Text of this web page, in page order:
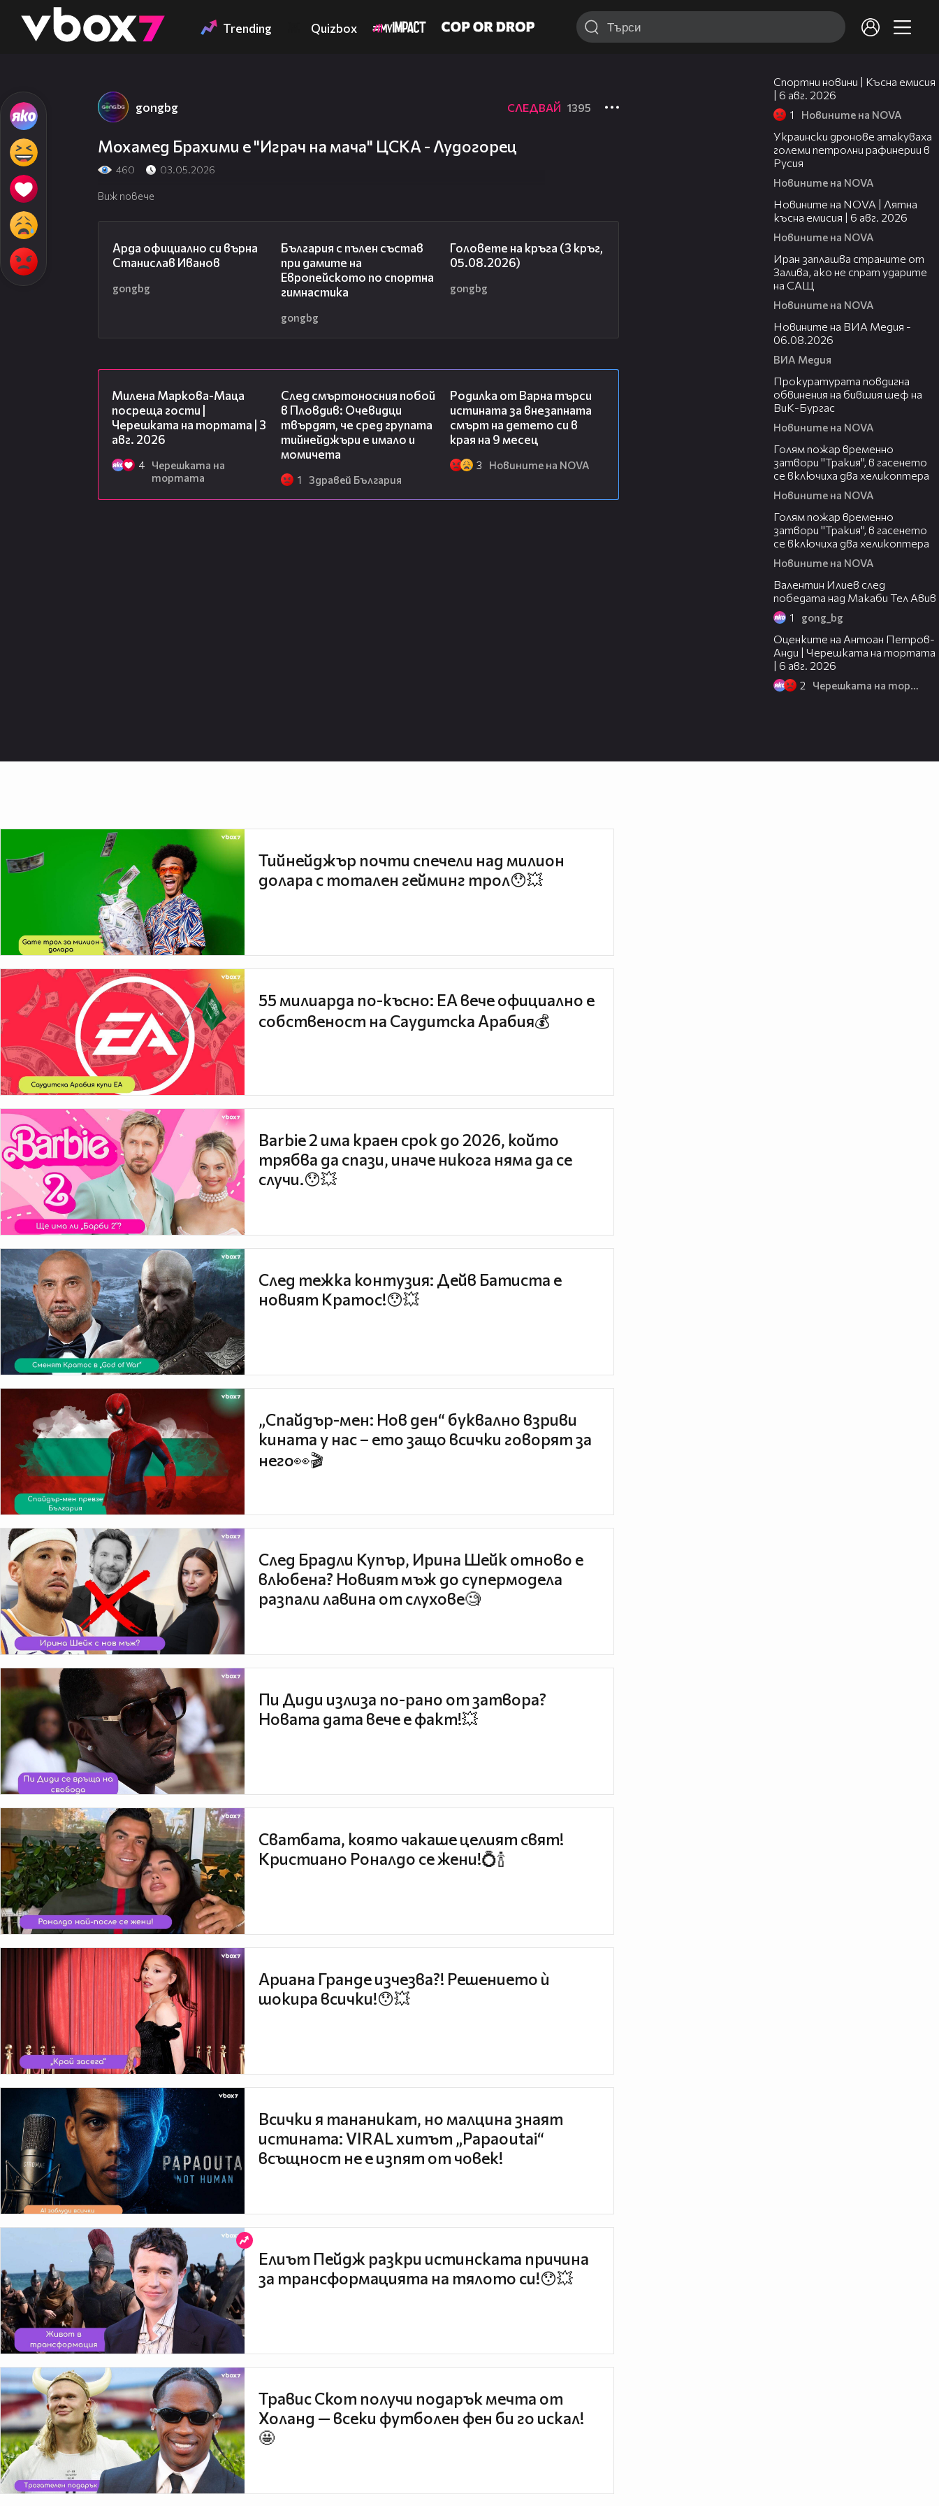
👾 Trending Quizbox
gongbg СЛЕДВАЙ 1395
Мохамед Брахими е "Играч на мача" ЦСКА - Лудогорец
460 03.05.2026
Виж повече
Арда официално си върна
Станислав Иванов
gongbg
България с пълен състав
при дамите на
Европейското по спортна
гимнастика
gongbg
Головете на кръга (3 кръг,
05.08.2026)
gongbg
Милена Маркова-Маца
посреща гости |
Черешката на тортата | 3
авг. 2026
4
Черешката на
тортата
След смъртоносния побой
в Пловдив: Очевидци
твърдят, че сред групата
тийнейджъри е имало и
момичета
1 Здравей България
Родилка от Варна търси
истината за внезапната
смърт на детето си в
края на 9 месец
3 Новините на NOVA
Спортни новини | Късна емисия
| 6 авг. 2026
1 Новините на NOVA
Украински дронове атакуваха
големи петролни рафинерии в
Русия
Новините на NOVA
Новините на NOVA | Лятна
късна емисия | 6 авг. 2026
Новините на NOVA
Иран заплашва страните от
Залива, ако не спрат ударите
на САЩ
Новините на NOVA
Новините на ВИА Медия -
06.08.2026
ВИА Медия
Прокуратурата повдигна
обвинения на бившия шеф на
ВиК-Бургас
Новините на NOVA
Голям пожар временно
затвори "Тракия", в гасенето
се включиха два хеликоптера
Новините на NOVA
Голям пожар временно
затвори "Тракия", в гасенето
се включиха два хеликоптера
Новините на NOVA
Валентин Илиев след
победата над Макаби Тел Авив
1 gong_bg
Оценките на Антоан Петров-
Анди | Черешката на тортата
| 6 авг. 2026
2 Черешката на тортата
Тийнейджър почти спечели над милион
долара с тотален гейминг трол😯💥
55 милиарда по-късно: EA вече официално е
собственост на Саудитска Арабия💰
Barbie 2 има краен срок до 2026, който
трябва да спази, иначе никога няма да се
случи.😯💥
След тежка контузия: Дейв Батиста е
новият Кратос!😯💥
„Спайдър-мен: Нов ден“ буквално взриви
кината у нас – ето защо всички говорят за
него👀🎬
След Брадли Купър, Ирина Шейк отново е
влюбена? Новият мъж до супермодела
разпали лавина от слухове🧐
Пи Диди излиза по-рано от затвора?
Новата дата вече е факт!💥
Сватбата, която чакаше целият свят!
Кристиано Роналдо се жени!💍🍾
Ариана Гранде изчезва?! Решението ѝ
шокира всички!😯💥
Всички я тананикат, но малцина знаят
истината: VIRAL хитът „Papaoutai“
всъщност не е изпят от човек!
Елиът Пейдж разкри истинската причина
за трансформацията на тялото си!😯💥
Травис Скот получи подарък мечта от
Холанд — всеки футболен фен би го искал!
🤩